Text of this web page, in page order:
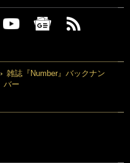
雑誌『Number』バックナン
バー